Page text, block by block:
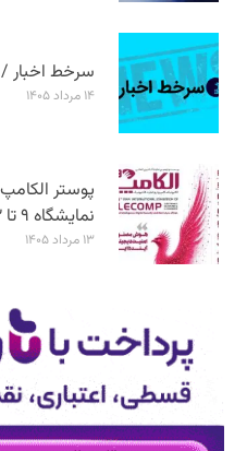
سرخط اخبار / ۱۴ مرداد ۱۴۰۵
۱۴ مرداد ۱۴۰۵
نمایشگاه ۹ تا ۱۲ شهریور برگزار می‌شود
۱۳ مرداد ۱۴۰۵